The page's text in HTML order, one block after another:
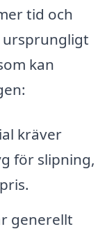
tid och
kan
kräver
för slipning,
generellt